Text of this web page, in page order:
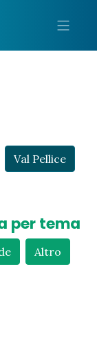
Val Pellice
per tema
Altro